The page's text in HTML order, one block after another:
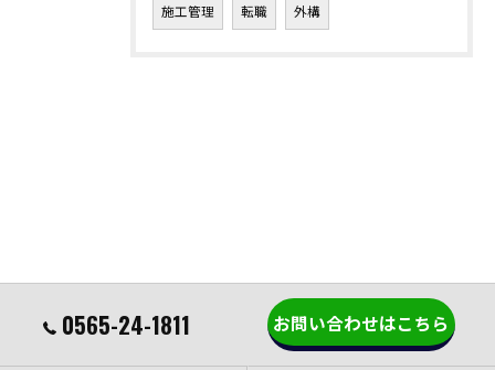
施工管理 転職 外構
0565-24-1811 お問い合わせはこちら